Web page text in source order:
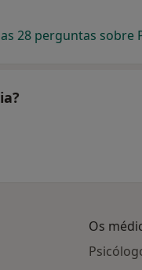
28 perguntas sobre
Os